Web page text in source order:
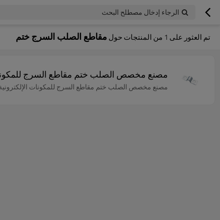
الرجاء إدخال مصطلح البحث
تم العثور على 1 من المنتجات حول مقاطع الصلب السرج ختم
مصنع مخصص الصلب ختم مقاطع السرج
مصنع مخصص الصلب ختم مقاطع السرج للمكونات